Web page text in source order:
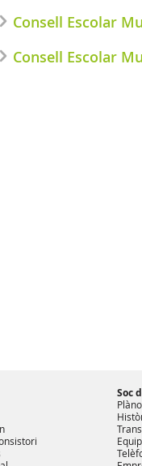
Consell Escolar
Consell Escolar
Soc